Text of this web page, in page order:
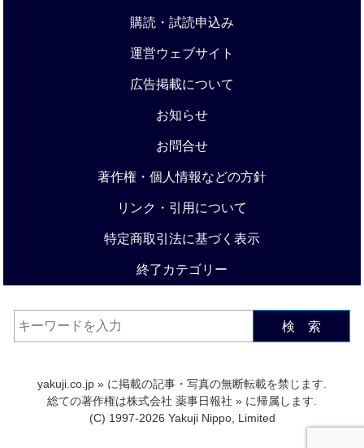
購読・試読申込み
運営ウェブサイト
広告掲載について
お知らせ
お問合せ
著作権・個人情報などの方針
リンク・引用について
特定商取引法に基づく表示
終了カテゴリー
検 索
yakuji.co.jp » に掲載の記事・写真の無断転載を禁じます.
総ての著作権は株式会社 薬事日報社 » に帰属します.
(C) 1997-2026 Yakuji Nippo, Limited